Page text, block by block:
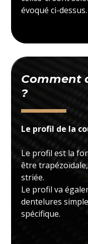
évoqué ci-dessus.
Comment
?
Le profil de la
Le profil est la
être
striée.
Le profil va
dentelures
spécifique.